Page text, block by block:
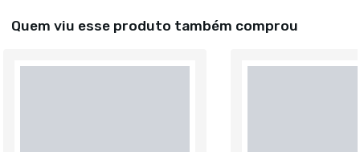
Quem viu esse produto também comprou